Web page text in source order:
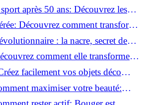
après 50 ans: Découvrez les
Découvrez comment transformer
déco tendance!: la nacre, secret de
!
comment elle transforme
sportive!
facilement vos objets déco
maximiser votre beauté:
révélés!